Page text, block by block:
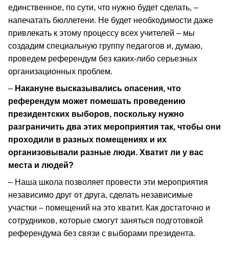
единственное, по сути, что нужно будет сделать, –
напечатать бюллетени. Не будет необходимости даже
привлекать к этому процессу всех учителей – мы
создадим специальную группу педагогов и, думаю,
проведем референдум без каких-либо серьезных
организационных проблем.
– Накануне высказывались опасения, что
референдум может помешать проведению
президентских выборов, поскольку нужно
разграничить два этих мероприятия так, чтобы они
проходили в разных помещениях и их
организовывали разные люди. Хватит ли у вас
места и людей?
– Наша школа позволяет провести эти мероприятия
независимо друг от друга, сделать независимые
участки – помещений на это хватит. Как достаточно и
сотрудников, которые смогут заняться подготовкой
референдума без связи с выборами президента.